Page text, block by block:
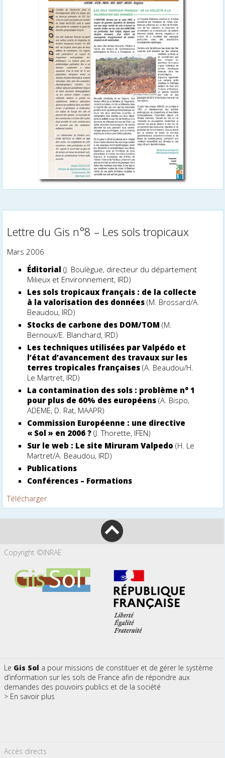
Lettre du Gis n°8 – Les sols tropicaux
Mars 2006
Éditorial (J. Boulègue, directeur du département
Milieux et Environnement, IRD)
Les sols tropicaux français : de la collecte
à la valorisation des données(M. Brossard/A.
Beaudou, IRD)
Stocks de carbone des DOM/TOM (M.
Bernoux/E. Blanchard, IRD)
Les techniques utilisées par Valpédo et
l’état d’avancement des travaux sur les
terres tropicales françaises (A. Beaudou/H.
Le Martret, IRD)
La contamination des sols : problème n° 1
pour plus de 60% des européens (A. Bispo,
ADEME, D. Rat, MAAPR)
Commission Européenne : une directive
« Sol » en 2006 ? (J. Thorette, IFEN)
Sur le web : Le site Miruram Valpedo (H. Le
Martret/A. Beaudou, IRD)
Publications
Conférences – Formations
Télécharger
Copyright ©INRAE
Le Gis Sol a pour missions de constituer et de gérer le système
d’information sur les sols de France afin de répondre aux
demandes des pouvoirs publics et de la société
> En savoir plus
Accès directs